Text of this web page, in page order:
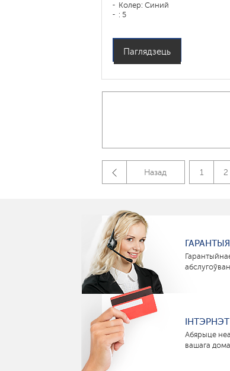
Колер: Синий
: 5
Паглядзець
Назад 1 2
ГАРАНТЫЯ
Абярыце
вашага дома